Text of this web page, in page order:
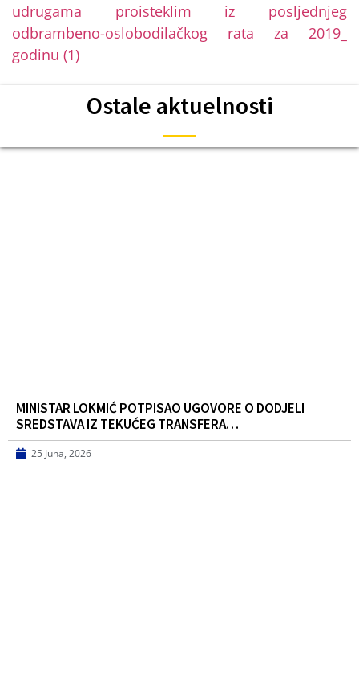
udrugama proisteklim iz posljednjeg
odbrambeno-oslobodilačkog rata za 2019_
godinu (1)
Ostale aktuelnosti
MINISTAR LOKMIĆ POTPISAO UGOVORE O DODJELI
SREDSTAVA IZ TEKUĆEG TRANSFERA…
25 Juna, 2026